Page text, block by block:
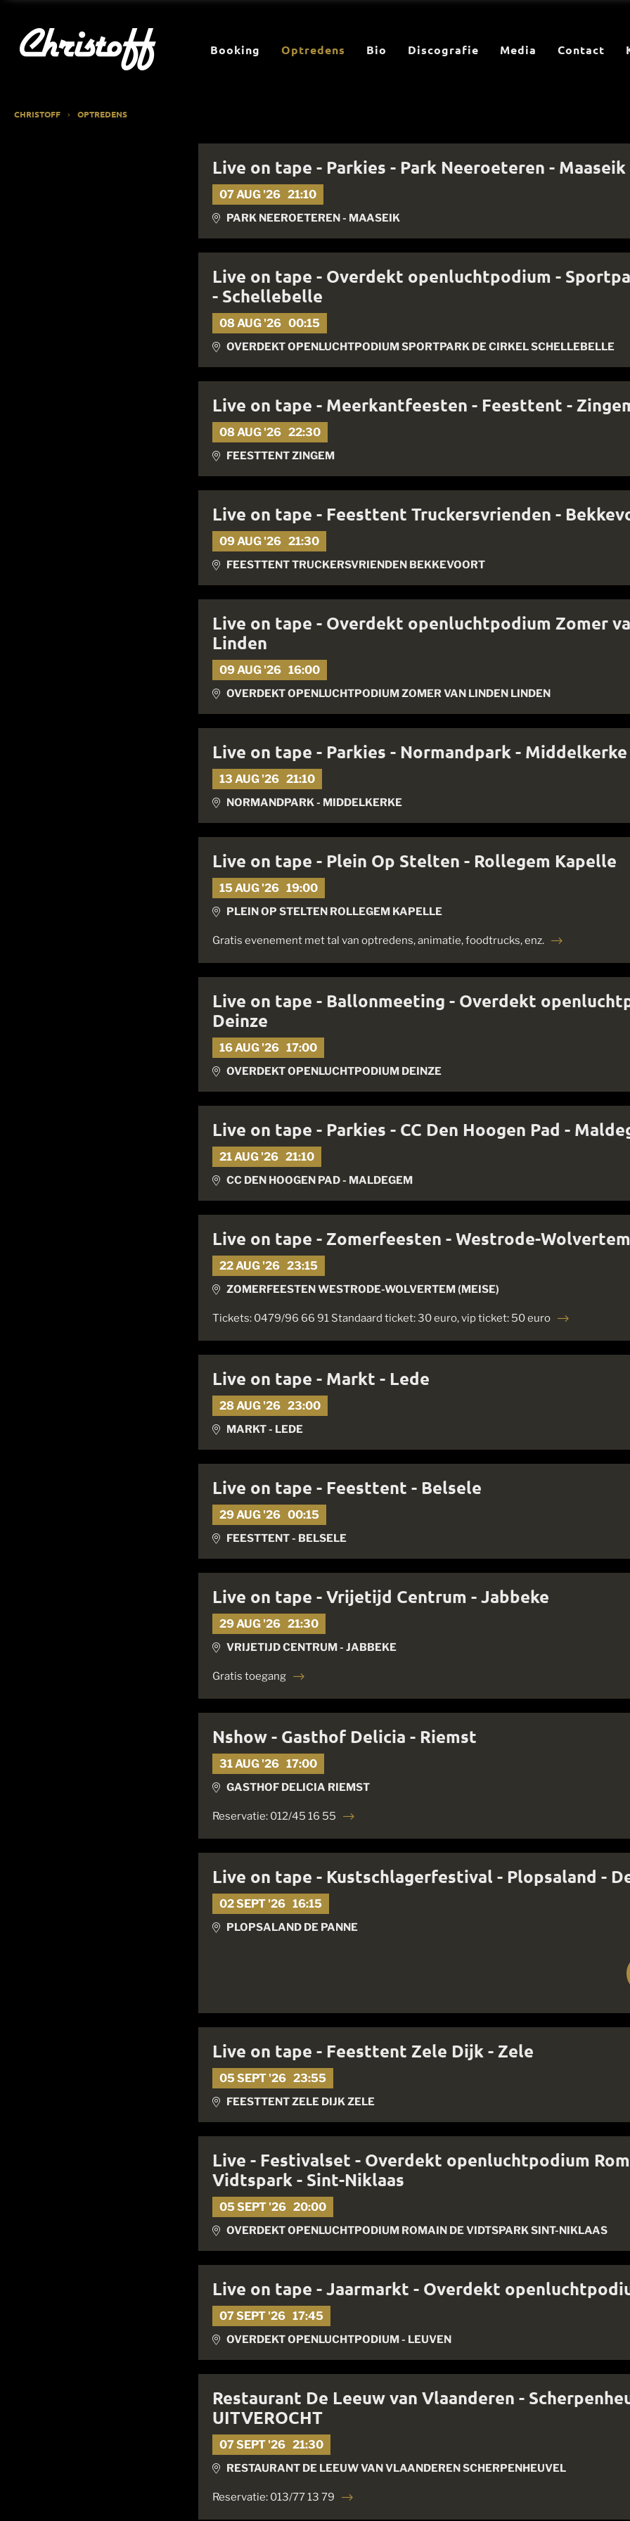
Booking Optredens Bio Discografie Media Contact
CHRISTOFF OPTREDENS
Live on tape - Parkies - Park Neeroeteren - Maaseik
07 AUG '26 21:10
PARK NEEROETEREN - MAASEIK
Live on tape - Overdekt openluchtpodium -
- Schellebelle
08 AUG '26 00:15
OVERDEKT OPENLUCHTPODIUM SPORTPARK DE CIRKEL SCHELLEBELLE
Live on tape - Meerkantfeesten - Feesttent -
08 AUG '26 22:30
FEESTTENT ZINGEM
Live on tape - Feesttent Truckersvrienden -
09 AUG '26 21:30
FEESTTENT TRUCKERSVRIENDEN BEKKEVOORT
Live on tape - Overdekt openluchtpodium Zomer
Linden
09 AUG '26 16:00
OVERDEKT OPENLUCHTPODIUM ZOMER VAN LINDEN LINDEN
Live on tape - Parkies - Normandpark - Middelkerke
13 AUG '26 21:10
NORMANDPARK - MIDDELKERKE
Live on tape - Plein Op Stelten - Rollegem Kapelle
15 AUG '26 19:00
PLEIN OP STELTEN ROLLEGEM KAPELLE
Gratis evenement met tal van optredens, animatie, foodtrucks, enz.
Live on tape - Ballonmeeting - Overdekt
Deinze
16 AUG '26 17:00
OVERDEKT OPENLUCHTPODIUM DEINZE
Live on tape - Parkies - CC Den Hoogen Pad -
21 AUG '26 21:10
CC DEN HOOGEN PAD - MALDEGEM
Live on tape - Zomerfeesten - Westrode-
22 AUG '26 23:15
ZOMERFEESTEN WESTRODE-WOLVERTEM (MEISE)
Tickets: 0479/96 66 91 Standaard ticket: 30 euro, vip ticket: 50 euro
Live on tape - Markt - Lede
28 AUG '26 23:00
MARKT - LEDE
Live on tape - Feesttent - Belsele
29 AUG '26 00:15
FEESTTENT - BELSELE
Live on tape - Vrijetijd Centrum - Jabbeke
29 AUG '26 21:30
VRIJETIJD CENTRUM - JABBEKE
Gratis toegang
Nshow - Gasthof Delicia - Riemst
31 AUG '26 17:00
GASTHOF DELICIA RIEMST
Reservatie: 012/45 16 55
Live on tape - Kustschlagerfestival - Plopsaland -
02 SEPT '26 16:15
PLOPSALAND DE PANNE
Live on tape - Feesttent Zele Dijk - Zele
05 SEPT '26 23:55
FEESTTENT ZELE DIJK ZELE
Live - Festivalset - Overdekt openluchtpodium
Vidtspark - Sint-Niklaas
05 SEPT '26 20:00
OVERDEKT OPENLUCHTPODIUM ROMAIN DE VIDTSPARK SINT-NIKLAAS
Live on tape - Jaarmarkt - Overdekt
07 SEPT '26 17:45
OVERDEKT OPENLUCHTPODIUM - LEUVEN
Restaurant De Leeuw van Vlaanderen -
UITVEROCHT
07 SEPT '26 21:30
RESTAURANT DE LEEUW VAN VLAANDEREN SCHERPENHEUVEL
Reservatie: 013/77 13 79